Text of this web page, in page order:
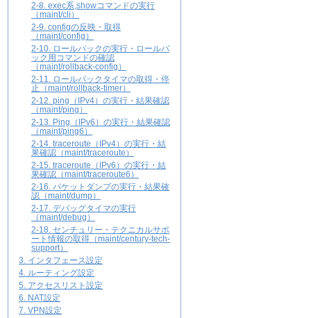
2-8. exec系,showコマンドの実行
（maint/cli）
2-9. configの反映・取得
（maint/config）
2-10. ロールバックの実行・ロールバ
ック用コマンドの確認
（maint/rollback-config）
2-11. ロールバックタイマの取得・停
止（maint/rollback-timer）
2-12. ping（IPv4）の実行・結果確認
（maint/ping）
2-13. Ping（IPv6）の実行・結果確認
（maint/ping6）
2-14. traceroute（IPv4）の実行・結
果確認（maint/traceroute）
2-15. traceroute（IPv6）の実行・結
果確認（maint/traceroute6）
2-16. パケットダンプの実行・結果確
認（maint/dump）
2-17. デバッグタイマの実行
（maint/debug）
2-18. センチュリー・テクニカルサポ
ート情報の取得（maint/century-tech-
support）
3. インタフェース設定
4. ルーティング設定
5. アクセスリスト設定
6. NAT設定
7. VPN設定